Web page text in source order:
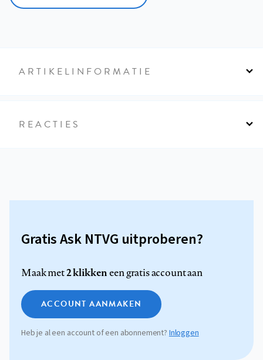
ARTIKELINFORMATIE
REACTIES
Gratis Ask NTVG uitproberen?
Maak met2 klikkeneen gratis account aan
ACCOUNT AANMAKEN
Heb je al een account of een abonnement? Inloggen